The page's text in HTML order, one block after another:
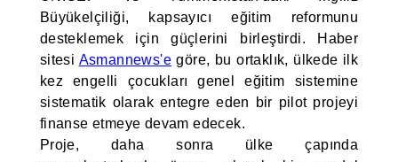
Büyükelçiliği, kapsayıcı eğitim reformunu
desteklemek için güçlerini birleştirdi. Haber
sitesi Asmannews'e göre, bu ortaklık, ülkede ilk
kez engelli çocukları genel eğitim sistemine
sistematik olarak entegre eden bir pilot projeyi
finanse etmeye devam edecek.
Proje, daha sonra ülke çapında